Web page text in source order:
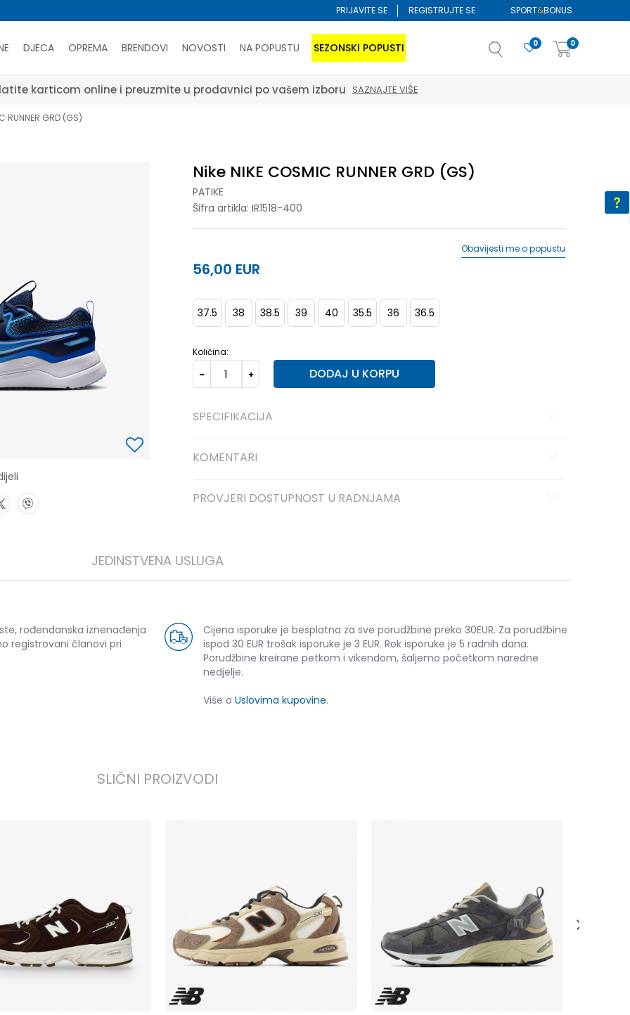
SPORT&BONUS
PRIJAVITE SE REGISTRUJTE SE
DJECA OPREMA BRENDOVI NOVOSTI NA POPUSTU SEZONSKI POPUSTI 0
0
Platite karticom online i preuzmite u prodavnici po vašem izboru SAZNAJTE VIŠE
RUNNER GRD (GS)
Nike NIKE COSMIC RUNNER GRD (GS)
PATIKE
Šifra artikla: IR1518-400
56,00 EUR
Obavijesti me o popustu
37.5 38 38.5 39 40 35.5 36 36.5
Količina:
DODAJ U KORPU
SPECIFIKACIJA
KOMENTARI
PROVJERI DOSTUPNOST U RADNJAMA
JEDINSTVENA USLUGA
rođendanska iznenađenja
registrovani članovi pri
Cijena isporuke je besplatna za sve porudžbine preko 30EUR. Za porudžbine
ispod 30 EUR trošak isporuke je 3 EUR. Rok isporuke je 5 radnih dana.
Porudžbine kreirane petkom i vikendom, šaljemo početkom naredne
nedjelje.
Više o Uslovima kupovine.
SLIČNI PROIZVODI
38,50